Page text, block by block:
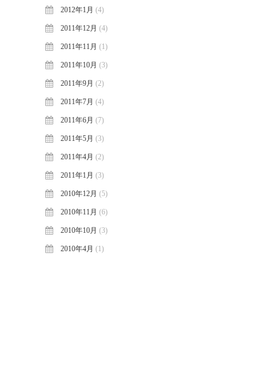
2012年1月 (4)
2011年12月 (4)
2011年11月 (1)
2011年10月 (3)
2011年9月 (2)
2011年7月 (4)
2011年6月 (7)
2011年5月 (3)
2011年4月 (2)
2011年1月 (3)
2010年12月 (5)
2010年11月 (6)
2010年10月 (3)
2010年4月 (1)